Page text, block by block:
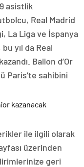
asistlik
Real Madrid
La Liga ve İspanya
yıl da Real
Ballon d’Or
Paris’te sahibini
ile ilgili olarak
üzerinden
geri